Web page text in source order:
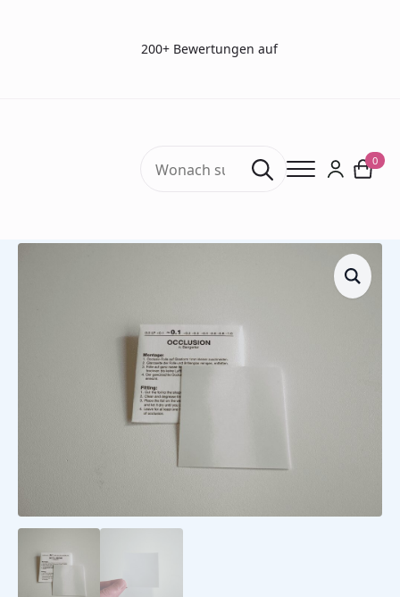
200+ Bewertungen auf
Search
for:
0
Sehtests – Prismen